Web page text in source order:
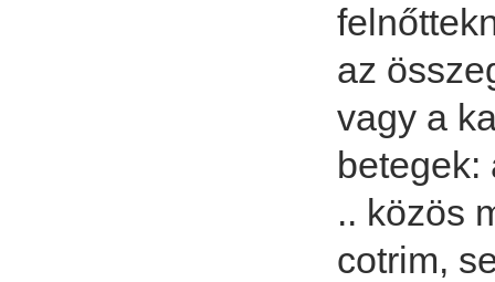
az
vagy a
betegek:
.. közös
cotrim,